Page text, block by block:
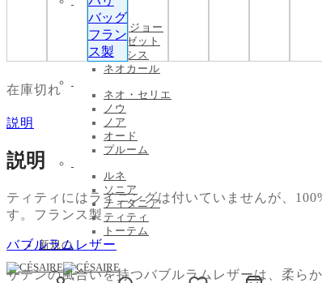
レオ
小型 ジョー
ミュゼット
ナルシス
ネオカール
ネオ・セリエ
ノウ
ノア
オード
プルーム
ルネ
ソニア
ティタニア
ティティ
トーテム
新規の
在庫切れ
説明
説明
ティティにはライニングは付いていませんが、
す。フランス製
バブルラムレザー
サテンの風合いを持つバブルラムレザーは、柔ら